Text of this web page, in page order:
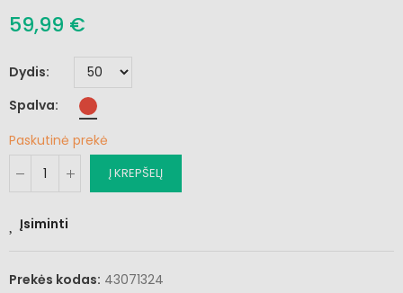
59,99 €
Dydis
Spalva
Paskutinė prekė
Į KREPŠELĮ
Įsiminti
Prekės kodas: 43071324